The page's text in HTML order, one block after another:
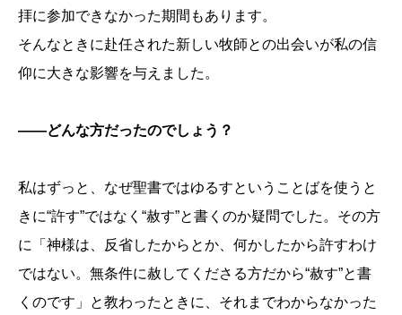
拝に参加できなかった期間もあります。
そんなときに赴任された新しい牧師との出会いが私の信
仰に大きな影響を与えました。
――どんな方だったのでしょう？
私はずっと、なぜ聖書ではゆるすということばを使うと
きに“許す”ではなく“赦す”と書くのか疑問でした。その方
に「神様は、反省したからとか、何かしたから許すわけ
ではない。無条件に赦してくださる方だから“赦す”と書
くのです」と教わったときに、それまでわからなかった